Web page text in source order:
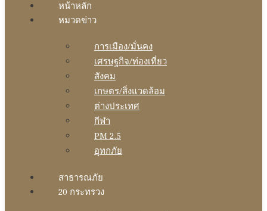
หน้าหลัก
หมวดข่าว
การเมือง/มั่นคง
เศรษฐกิจ/ท่องเที่ยว
สังคม
เกษตร/สิ่งแวดล้อม
ต่างประเทศ
กีฬา
PM 2.5
อุทกภัย
สาธารณภัย
20 กระทรวง